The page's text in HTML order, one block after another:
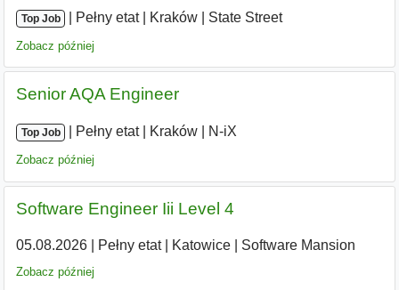
Top Job Pełny etat| Kraków State Street
Zobacz później
Senior AQA Engineer
Top Job Pełny etat| Kraków N-iX
Zobacz później
Software Engineer Iii Level 4
05.08.2026| Pełny etat| Katowice| Software Mansion
Zobacz później